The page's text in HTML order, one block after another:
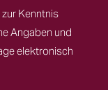
zur Kenntnis
Angaben und
elektronisch